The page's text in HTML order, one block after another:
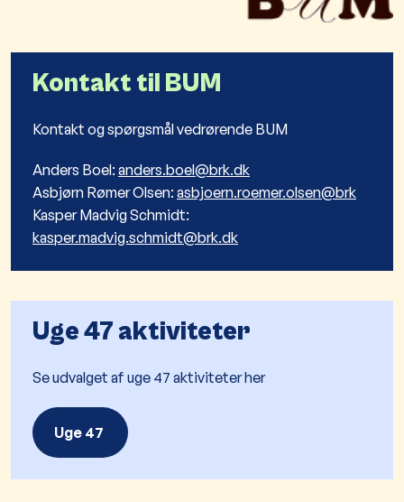
Kontakt til BUM
Kontakt og spørgsmål vedrørende BUM
Anders Boel: anders.boel@brk.dk
Asbjørn Rømer Olsen: asbjoern.roemer.olsen@brk
Kasper Madvig Schmidt:
kasper.madvig.schmidt@brk.dk
Uge 47 aktiviteter
Se udvalget af uge 47 aktiviteter her
Uge 47